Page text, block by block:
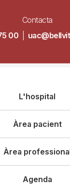
Contacta
00
L'hospital
Àrea pacient
Àrea
Agenda